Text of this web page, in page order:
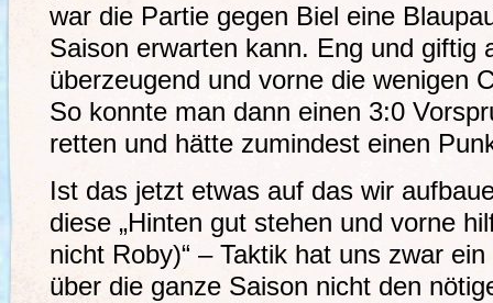
war die Partie gegen Biel eine
Saison erwarten kann. Eng und giftig
überzeugend und vorne die wenigen
So konnte man dann einen 3:0
retten und hätte zumindest einen
Ist das jetzt etwas auf das wir
diese „Hinten gut stehen und vorne
nicht Roby)“ – Taktik hat uns zwar
über die ganze Saison nicht den